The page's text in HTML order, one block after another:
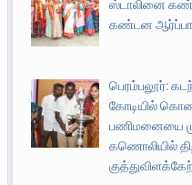
ஸ்டாலினை
கண்டன
பெரம்பலூர்:
கோடியில்
பணிமனையை
கணொலியில்